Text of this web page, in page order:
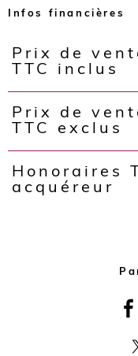
Infos financières
Caractéristiques
Prix de
TTC inclus
Prix de
TTC exclus
Honoraires
acquéreur